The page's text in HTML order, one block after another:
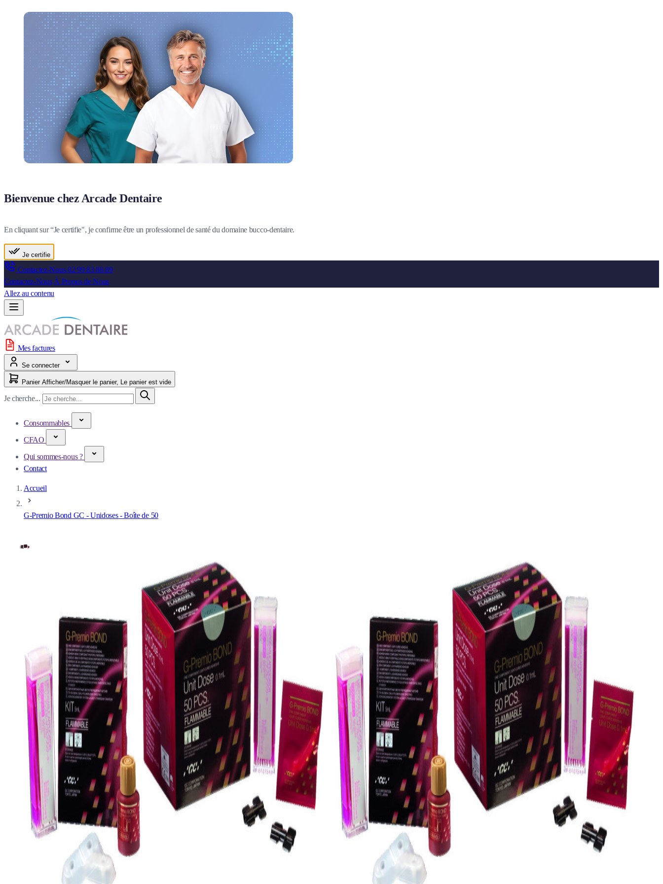
Bienvenue chez Arcade Dentaire
En cliquant sur “Je certifie", je confirme être un professionnel de santé du domaine bucco-dentaire.
Je certifie
Contactez-Nous02 99 83 88 89
Contactez-Nous À Propos de Nous
Allez au contenu
Mes factures
Se connecter
Panier Afficher/Masquer le panier, Le panier est vide
Je cherche...
Consommables
CFAO
Qui sommes-nous ?
Contact
Accueil
G-Premio Bond GC - Unidoses - Boîte de 50